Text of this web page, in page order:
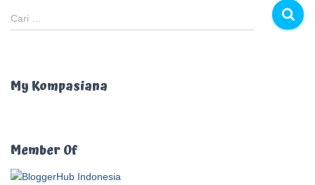
C
a
n
:
Cari …
My Kompasiana
Member Of